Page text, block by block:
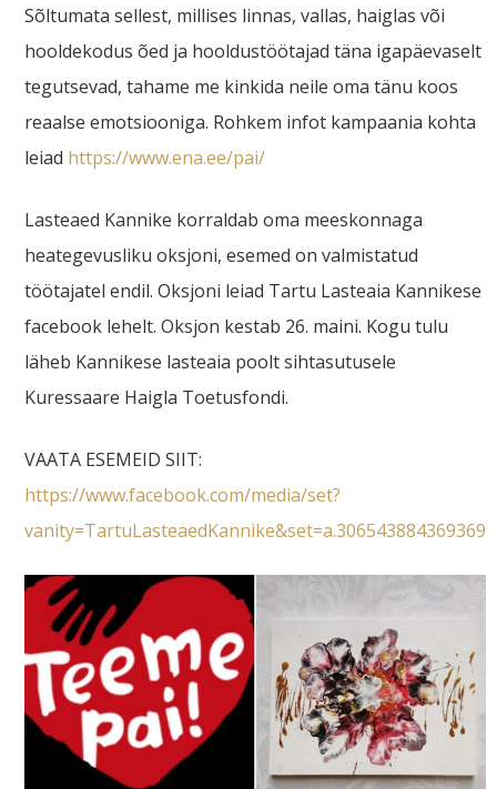
Sõltumata sellest, millises linnas, vallas, haiglas või
hooldekodus õed ja hooldustöötajad täna igapäevaselt
tegutsevad, tahame me kinkida neile oma tänu koos
reaalse emotsiooniga. Rohkem infot kampaania kohta
leiad https://www.ena.ee/pai/
Lasteaed Kannike korraldab oma meeskonnaga
heategevusliku oksjoni, esemed on valmistatud
töötajatel endil. Oksjoni leiad Tartu Lasteaia Kannikese
facebook lehelt. Oksjon kestab 26. maini. Kogu tulu
läheb Kannikese lasteaia poolt sihtasutusele
Kuressaare Haigla Toetusfondi.
VAATA ESEMEID SIIT:
https://www.facebook.com/media/set?
vanity=TartuLasteaedKannike&set=a.306543884369369